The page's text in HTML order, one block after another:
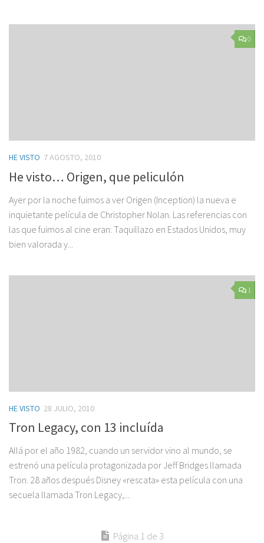
0
HE VISTO 7 AGOSTO, 2010
He visto… Origen, que peliculón
Ayer por la noche fuimos a ver Origen (Inception) la nueva e
inquietante película de Christopher Nolan. Las referencias con
las que fuimos al cine eran: Taquillazo en Estados Unidos, muy
bien valorada y...
1
HE VISTO 28 JULIO, 2010
Tron Legacy, con 13 incluída
Allá por el año 1982, cuando un servidor vino al mundo, se
estrenó una película protagonizada por Jeff Bridges llamada
Tron. 28 años después Disney «rescata» esta película con una
secuela llamada Tron Legacy,...
Página 1 de 3